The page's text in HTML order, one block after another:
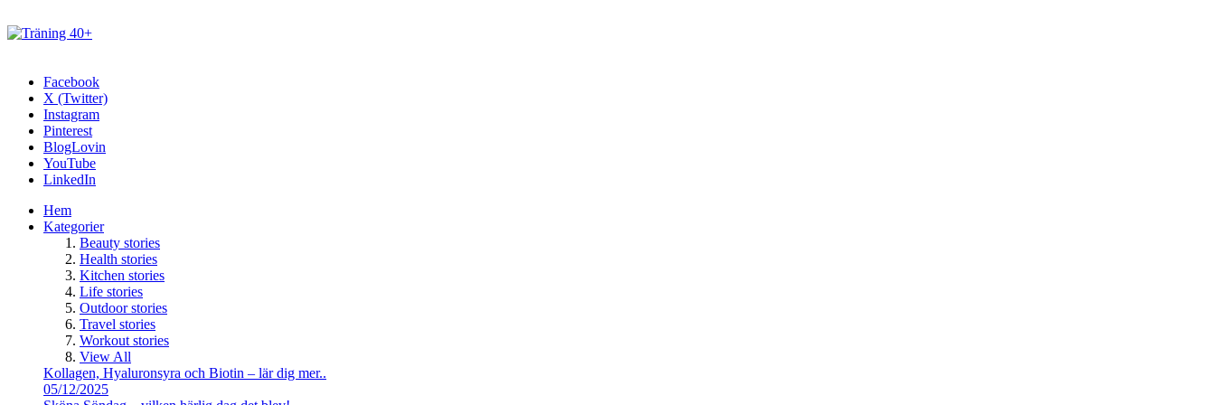
Facebook
X (Twitter)
Instagram
Pinterest
BlogLovin
YouTube
LinkedIn
Hem
Kategorier
Beauty stories
Health stories
Kitchen stories
Life stories
Outdoor stories
Travel stories
Workout stories
View All
Kollagen, Hyaluronsyra och Biotin – lär dig mer..
05/12/2025